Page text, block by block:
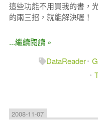
這些功能不用買我的書，
的兩三招，就能解決喔！
...繼續閱讀 »
DataReader
2008-11-07